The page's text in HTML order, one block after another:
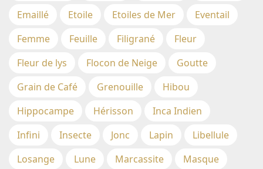
Emaillé
Etoile Etoiles de Mer
Eventail
Femme
Feuille Filigrané
Fleur
Fleur de lys
Flocon de Neige
Goutte
Grain de Café
Grenouille
Hibou
Hippocampe
Hérisson
Inca Indien
Infini
Insecte Jonc Lapin
Libellule
Losange
Lune Marcassite
Masque